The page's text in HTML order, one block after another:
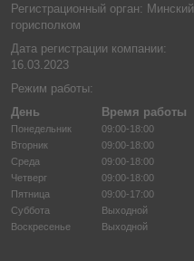
Регистрационный орган: Минский
горисполком
Дата регистрации компании:
16.03.2023
Режим работы:
День
Время работы
Понедельник
09:00-18:00
Вторник
09:00-18:00
Среда
09:00-18:00
Четверг
09:00-18:00
Пятница
09:00-17:00
Суббота
Выходной
Воскресенье
Выходной